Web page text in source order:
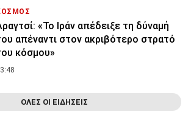
«Το Ιράν απέδειξε τη δύναμή
απέναντι στον ακριβότερο στρατό
κόσμου»
ΟΛΕΣ ΟΙ ΕΙΔΗΣΕΙΣ